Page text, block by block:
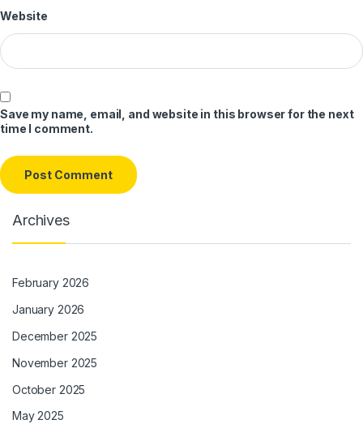
Website
Save my name, email, and website in this browser for the next
time I comment.
Archives
February 2026
January 2026
December 2025
November 2025
October 2025
May 2025